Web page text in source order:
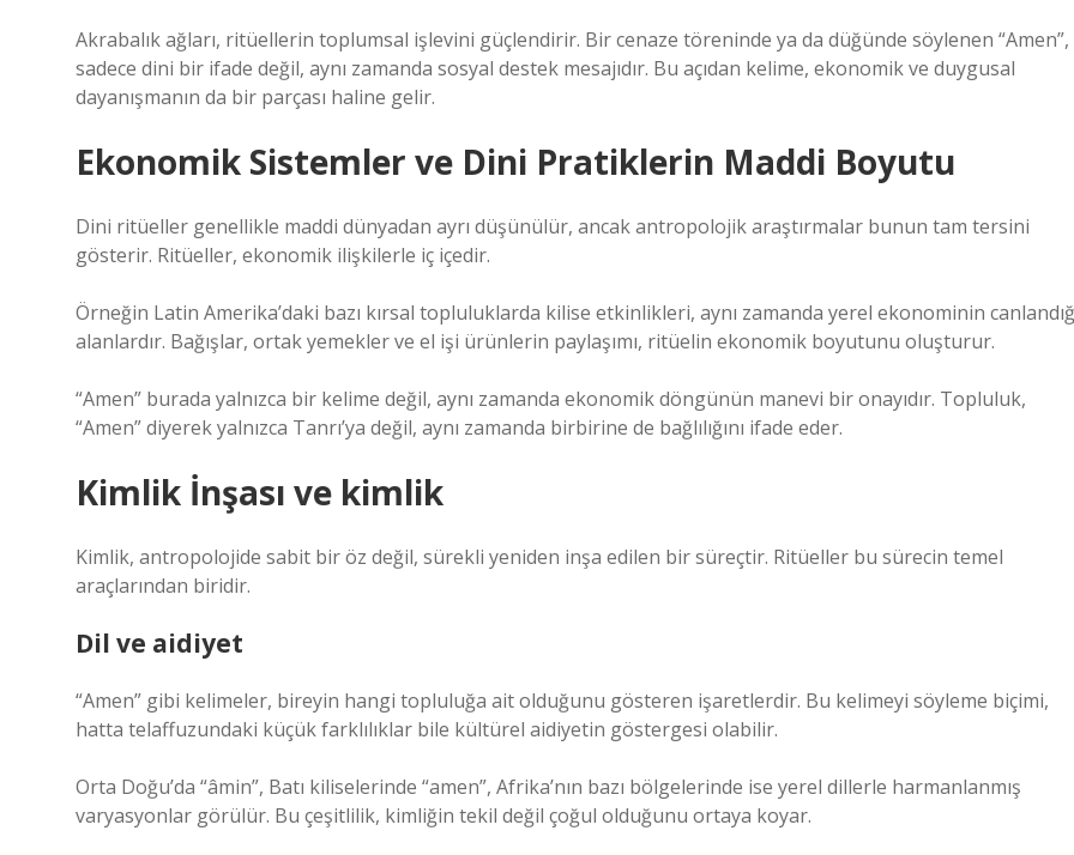
Akrabalık ağları, ritüellerin toplumsal işlevini güçlendirir. Bir cenaze töreninde ya da düğünde söylenen “Amen”,
sadece dini bir ifade değil, aynı zamanda sosyal destek mesajıdır. Bu açıdan kelime, ekonomik ve duygusal
dayanışmanın da bir parçası haline gelir.
Ekonomik Sistemler ve Dini Pratiklerin Maddi Boyutu
Dini ritüeller genellikle maddi dünyadan ayrı düşünülür, ancak antropolojik araştırmalar bunun tam tersini
gösterir. Ritüeller, ekonomik ilişkilerle iç içedir.
Örneğin Latin Amerika’daki bazı kırsal topluluklarda kilise etkinlikleri, aynı zamanda yerel ekonominin
alanlardır. Bağışlar, ortak yemekler ve el işi ürünlerin paylaşımı, ritüelin ekonomik boyutunu oluşturur.
“Amen” burada yalnızca bir kelime değil, aynı zamanda ekonomik döngünün manevi bir onayıdır. Topluluk,
“Amen” diyerek yalnızca Tanrı’ya değil, aynı zamanda birbirine de bağlılığını ifade eder.
Kimlik İnşası ve kimlik
Kimlik, antropolojide sabit bir öz değil, sürekli yeniden inşa edilen bir süreçtir. Ritüeller bu sürecin temel
araçlarından biridir.
Dil ve aidiyet
“Amen” gibi kelimeler, bireyin hangi topluluğa ait olduğunu gösteren işaretlerdir. Bu kelimeyi söyleme biçimi,
hatta telaffuzundaki küçük farklılıklar bile kültürel aidiyetin göstergesi olabilir.
Orta Doğu’da “âmin”, Batı kiliselerinde “amen”, Afrika’nın bazı bölgelerinde ise yerel dillerle harmanlanmış
varyasyonlar görülür. Bu çeşitlilik, kimliğin tekil değil çoğul olduğunu ortaya koyar.